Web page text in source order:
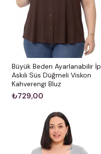
Büyük Beden Ayarlanabilir İp
Askılı Süs Düğmeli Viskon
Kahverengi Bluz
₺729,00